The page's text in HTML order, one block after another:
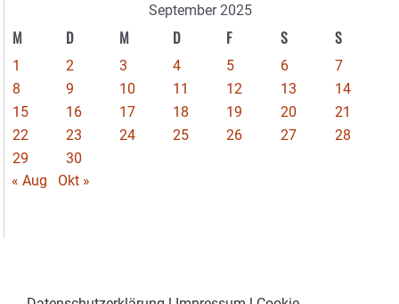
September 2025
M D M D F S S
1 2 3 4 5 6
7
8
9 10 11 12 13
14
15
16 17 18 19 20
21
22
23 24 25 26 27
28
29
30
« Aug
Okt »